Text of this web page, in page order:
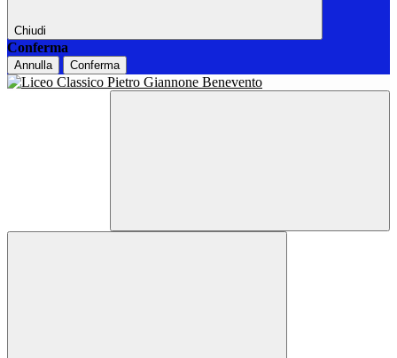
Chiudi
Conferma
Annulla Conferma